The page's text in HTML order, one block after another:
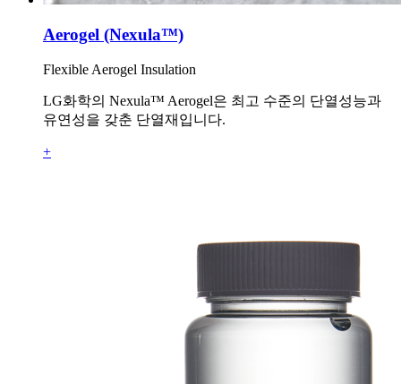
Aerogel (Nexula™)
Flexible Aerogel Insulation
LG화학의 Nexula™ Aerogel은 최고 수준의 단열성능과
유연성을 갖춘 단열재입니다.
+